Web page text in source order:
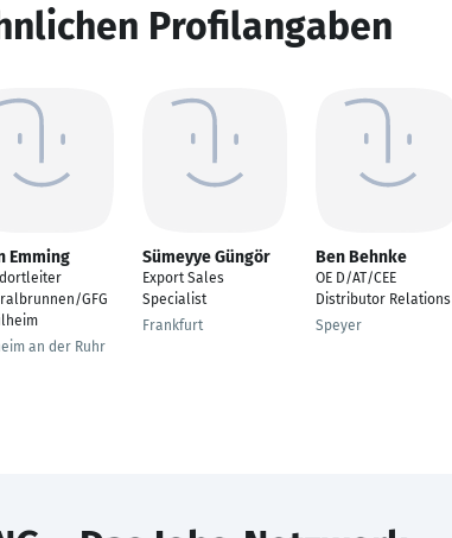
Profilangaben
Emming
GFG
an der Ruhr
Sümeyye Güngör
Export Sales
Specialist
Frankfurt
Ben Behnke
OE D/AT/CEE
Distributor Relations
Speyer